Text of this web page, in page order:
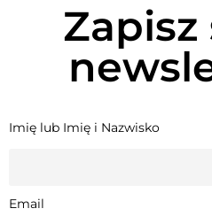
Zapisz
Imię lub Imię i Nazwisko
Email